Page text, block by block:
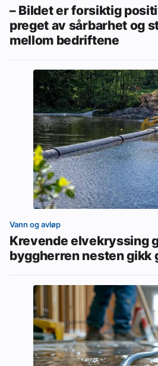
– Bildet er forsiktig
preget av sårbarhet og
mellom bedriftene
Vann og avløp
Krevende elvekryssing
byggherren nesten gikk